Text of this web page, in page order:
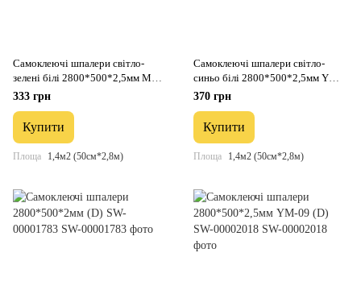
Самоклеючі шпалери світло-
зелені білі 2800*500*2,5мм MC-
32 (YM-08) SW-00001159
333 грн
Купити
Площа 1,4м2 (50см*2,8м)
Самоклеючі шпалери світло-
синьо білі 2800*500*2,5мм YM-
03 BLUE WHITE SW-00001326
370 грн
Купити
Площа 1,4м2 (50см*2,8м)